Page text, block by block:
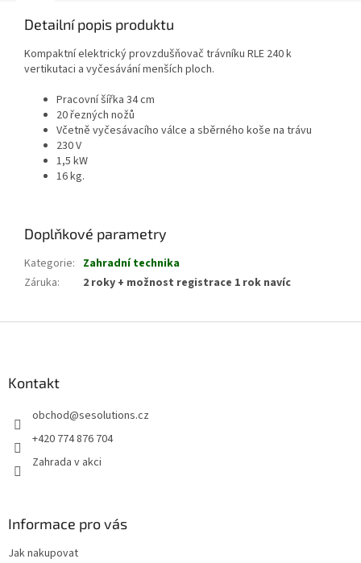
Detailní popis produktu
Kompaktní elektrický provzdušňovač trávníku RLE 240 k
vertikutaci a vyčesávání menších ploch.
Pracovní šířka 34 cm
20 řezných nožů
Včetně vyčesávacího válce a sběrného koše na trávu
230 V
1,5 kW
16 kg.
Doplňkové parametry
Kategorie: Zahradní technika
Záruka: 2 roky + možnost registrace 1 rok navíc
Kontakt
obchod@sesolutions.cz
+420 774 876 704
Zahrada v akci
Informace pro vás
Jak nakupovat